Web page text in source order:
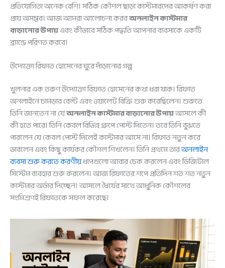
প্রতিযোগিতা অনেক বেশি। সঠিক কৌশল ছাড়া কাস্টমারদের আকর্ষণ করা
প্রায় অসম্ভব। আজ আমরা আলোচনা করবঅনলাইন কাস্টমার
বাড়ানোর উপায়এবং কীভাবে সঠিক পদ্ধতি আপনার ব্যবসাকে একটি
ব্র্যান্ডে পরিণত করবে।
উদ্যোক্তা রিফাত হোসেনের ঘুরে দাঁড়ানোর গল্প
খুলনার এক তরুণ উদ্যোক্তা রিফাত হোসেনের কথা ধরা যাক। রিফাত
অনলাইনে চামড়ার বেল্ট এবং ওয়ালেট বিক্রি শুরু করেছিলেন। শুরুতে
তিনি জানতেন না যেঅনলাইন কাস্টমার বাড়ানোর উপায়আসলে কী
কী হতে পারে। তিনি কেবল বিভিন্ন গ্রুপে পোস্ট দিতেন। তবে তিনি বুঝতে
পারলেন যে কেবল পোস্ট দিলেই কাস্টমার আসে না। রিফাত নতুন করে
ভাবলেন এবং কিছু কার্যকর কৌশল শিখলেন। তিনি প্রথমে তারঅনলাইন
ব্যবসা শুরু করতে করণীয়ধাপগুলো আবার চেক করলেন এবং ডিজিটাল
সিস্টেম ব্যবহার শুরু করলেন। আজ রিফাতের শপে প্রতিদিন শত শত নতুন
কাস্টমার অর্ডার দিচ্ছেন। আসলে ধৈর্যের সাথে আধুনিক কৌশলের
সংমিশ্রণই রিফাতকে সফল করেছে।